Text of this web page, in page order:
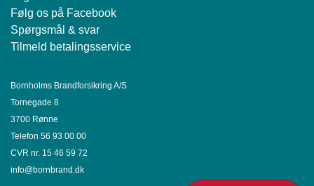
Følg os på Facebook
Spørgsmål & svar
Tilmeld betalingsservice
Bornholms Brandforsikring A/S
Tornegade 8
3700 Rønne
Telefon 56 93 00 00
CVR nr. 15 46 59 72
info@bornbrand.dk